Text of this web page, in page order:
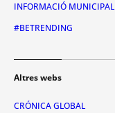
INFORMACIÓ MUNICIPAL
#BETRENDING
Altres webs
CRÓNICA GLOBAL